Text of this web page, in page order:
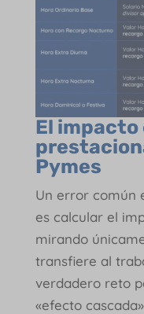
El impacto
Pymes
Un error común
es calcular el
mirando
transfiere al
verdadero reto
«efecto